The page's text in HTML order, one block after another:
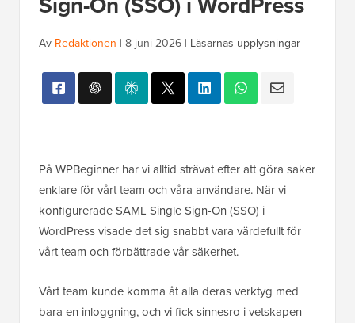
Av Redaktionen | 8 juni 2026 | Läsarnas upplysningar
På WPBeginner har vi alltid strävat efter att göra saker
enklare för vårt team och våra användare. När vi
konfigurerade SAML Single Sign-On (SSO) i
WordPress visade det sig snabbt vara värdefullt för
vårt team och förbättrade vår säkerhet.
Vårt team kunde komma åt alla deras verktyg med
bara en inloggning, och vi fick sinnesro i vetskapen